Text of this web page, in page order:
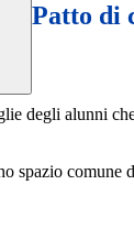
Patto di
degli alunni